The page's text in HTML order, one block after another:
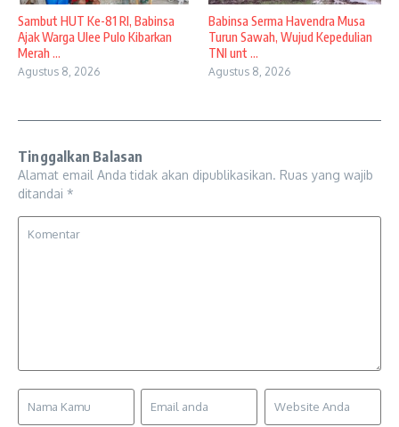
Sambut HUT Ke-81 RI, Babinsa
Ajak Warga Ulee Pulo Kibarkan
Merah ...
Agustus 8, 2026
Babinsa Serma Havendra Musa
Turun Sawah, Wujud Kepedulian
TNI unt ...
Agustus 8, 2026
Tinggalkan Balasan
Alamat email Anda tidak akan dipublikasikan. Ruas yang wajib
ditandai *